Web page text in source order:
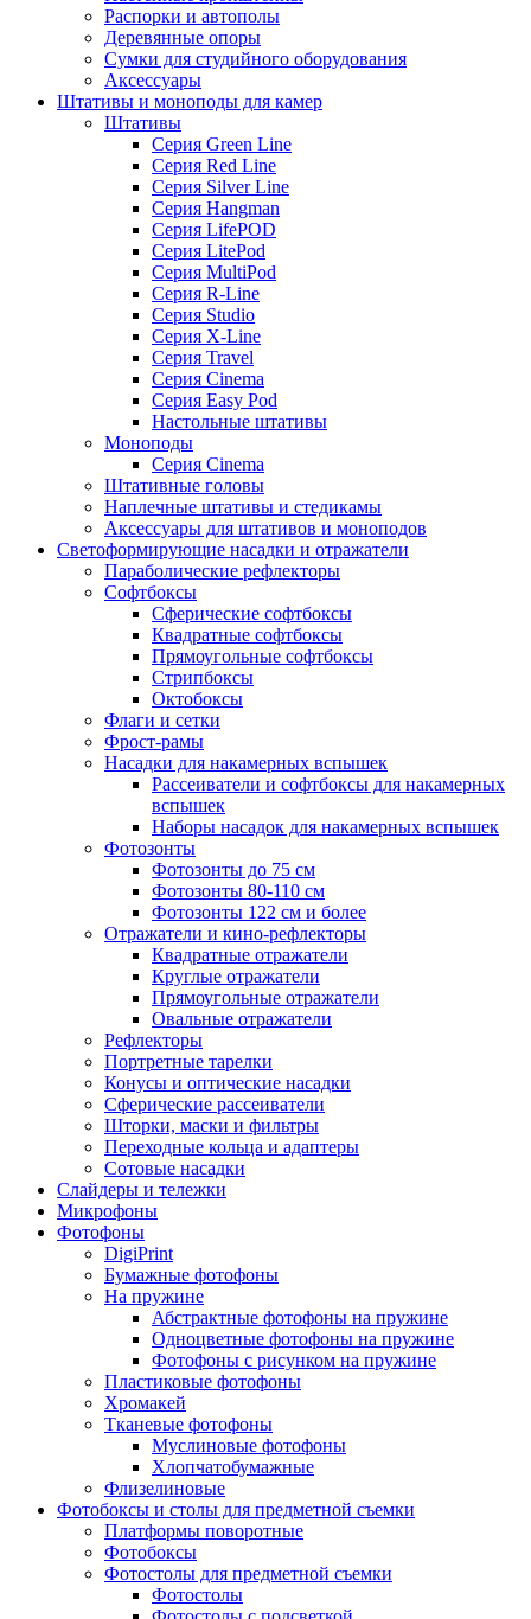
Распорки и автополы
Деревянные опоры
Сумки для студийного оборудования
Аксессуары
Штативы и моноподы для камер
Штативы
Серия Green Line
Серия Red Line
Серия Silver Line
Серия Hangman
Серия LifePOD
Серия LitePod
Серия MultiPod
Серия R-Line
Серия Studio
Серия X-Line
Серия Travel
Серия Cinema
Серия Easy Pod
Настольные штативы
Моноподы
Серия Cinema
Штативные головы
Наплечные штативы и стедикамы
Аксессуары для штативов и моноподов
Светоформирующие насадки и отражатели
Параболические рефлекторы
Софтбоксы
Сферические софтбоксы
Квадратные софтбоксы
Прямоугольные софтбоксы
Стрипбоксы
Октобоксы
Флаги и сетки
Фрост-рамы
Насадки для накамерных вспышек
Рассеиватели и софтбоксы для накамерных
вспышек
Наборы насадок для накамерных вспышек
Фотозонты
Фотозонты до 75 см
Фотозонты 80-110 см
Фотозонты 122 см и более
Отражатели и кино-рефлекторы
Квадратные отражатели
Круглые отражатели
Прямоугольные отражатели
Овальные отражатели
Рефлекторы
Портретные тарелки
Конусы и оптические насадки
Сферические рассеиватели
Шторки, маски и фильтры
Переходные кольца и адаптеры
Сотовые насадки
Слайдеры и тележки
Микрофоны
Фотофоны
DigiPrint
Бумажные фотофоны
На пружине
Абстрактные фотофоны на пружине
Одноцветные фотофоны на пружине
Фотофоны с рисунком на пружине
Пластиковые фотофоны
Хромакей
Тканевые фотофоны
Муслиновые фотофоны
Хлопчатобумажные
Флизелиновые
Фотобоксы и столы для предметной съемки
Платформы поворотные
Фотобоксы
Фотостолы для предметной съемки
Фотостолы